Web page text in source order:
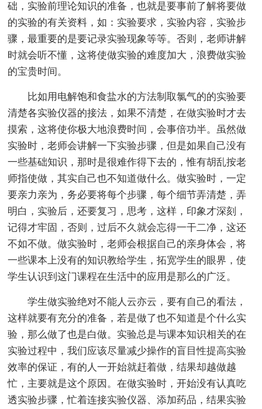
础，实验前理论知识的准备，也就是要事前了解将要做
的实验的有关资料，如：实验要求，实验内容，实验步
骤，最重要的是要记录实验现象等等。否则，老师讲解
时就会听不懂，这将使做实验的难度加大，浪费做实验
的宝贵时间。
比如用电解饱和食盐水的方法制取氯气的的实验要
清楚各实验仪器的接法，如果不清楚，在做实验时才去
摸索，这将使你极大地浪费时间，会事倍功半。虽然做
实验时，老师会讲解一下实验步骤，但是如果自己没有
一些基础知识，那时是很难作得下去的，惟有胡乱按老
师指使做，其实自己也不知道做什么。做实验时，一定
要亲力亲为，务必要将每个步骤，每个细节弄清楚，弄
明白，实验后，还要复习，思考，这样，印象才深刻，
记得才牢固，否则，过后不久就会忘得一干二净，这还
不如不做。做实验时，老师会根据自己的亲身体会，将
一些课本上没有的知识教给学生，拓宽学生的眼界，使
学生认识到这门课程在生活中的应用是那么的广泛。
学生做实验绝对不能人云亦云，要有自己的看法，
这样就要有充分的准备，若是做了也不知道是个什么实
验，那么做了也是白做。实验总是与课本知识相关的在
实验过程中，我们应该尽量减少操作的盲目性提高实验
效率的保证，有的人一开始就赶着做，结果却越做越
忙，主要就是这个原因。在做实验时，开始没有认真吃
透实验步骤，忙着连接实验仪器、添加药品，结果实验